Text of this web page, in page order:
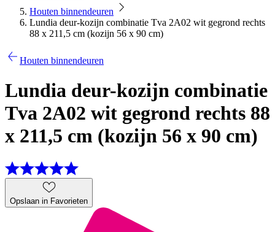
Houten binnendeuren
Lundia deur-kozijn combinatie Tva 2A02 wit gegrond rechts
88 x 211,5 cm (kozijn 56 x 90 cm)
Houten binnendeuren
Lundia deur-kozijn combinatie
Tva 2A02 wit gegrond rechts 88
x 211,5 cm (kozijn 56 x 90 cm)
Opslaan in Favorieten